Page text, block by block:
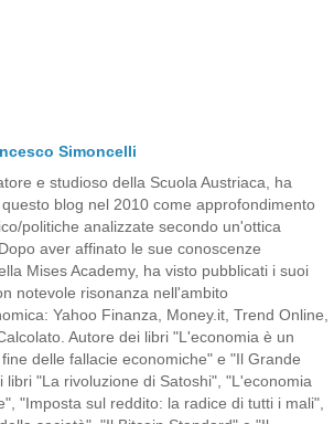
Simoncelli
e studioso della Scuola Austriaca, ha
blog nel 2010 come approfondimento
politiche analizzate secondo un'ottica
aver affinato le sue conoscenze
Mises Academy, ha visto pubblicati i suoi
notevole risonanza nell'ambito
Yahoo Finanza, Money.it, Trend Online,
Autore dei libri "L'economia è un
delle fallacie economiche" e "Il Grande
libri "La rivoluzione di Satoshi", "L'economia
"Imposta sul reddito: la radice di tutti i mali",